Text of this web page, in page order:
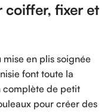
coiffer, fixer et
en plis soignée
font toute la
complète de petit
pour créer des